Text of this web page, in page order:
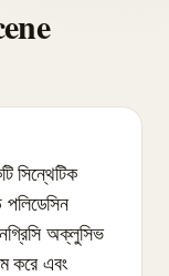
পলিডেসিন
অক্লুসিভ
করে এবং